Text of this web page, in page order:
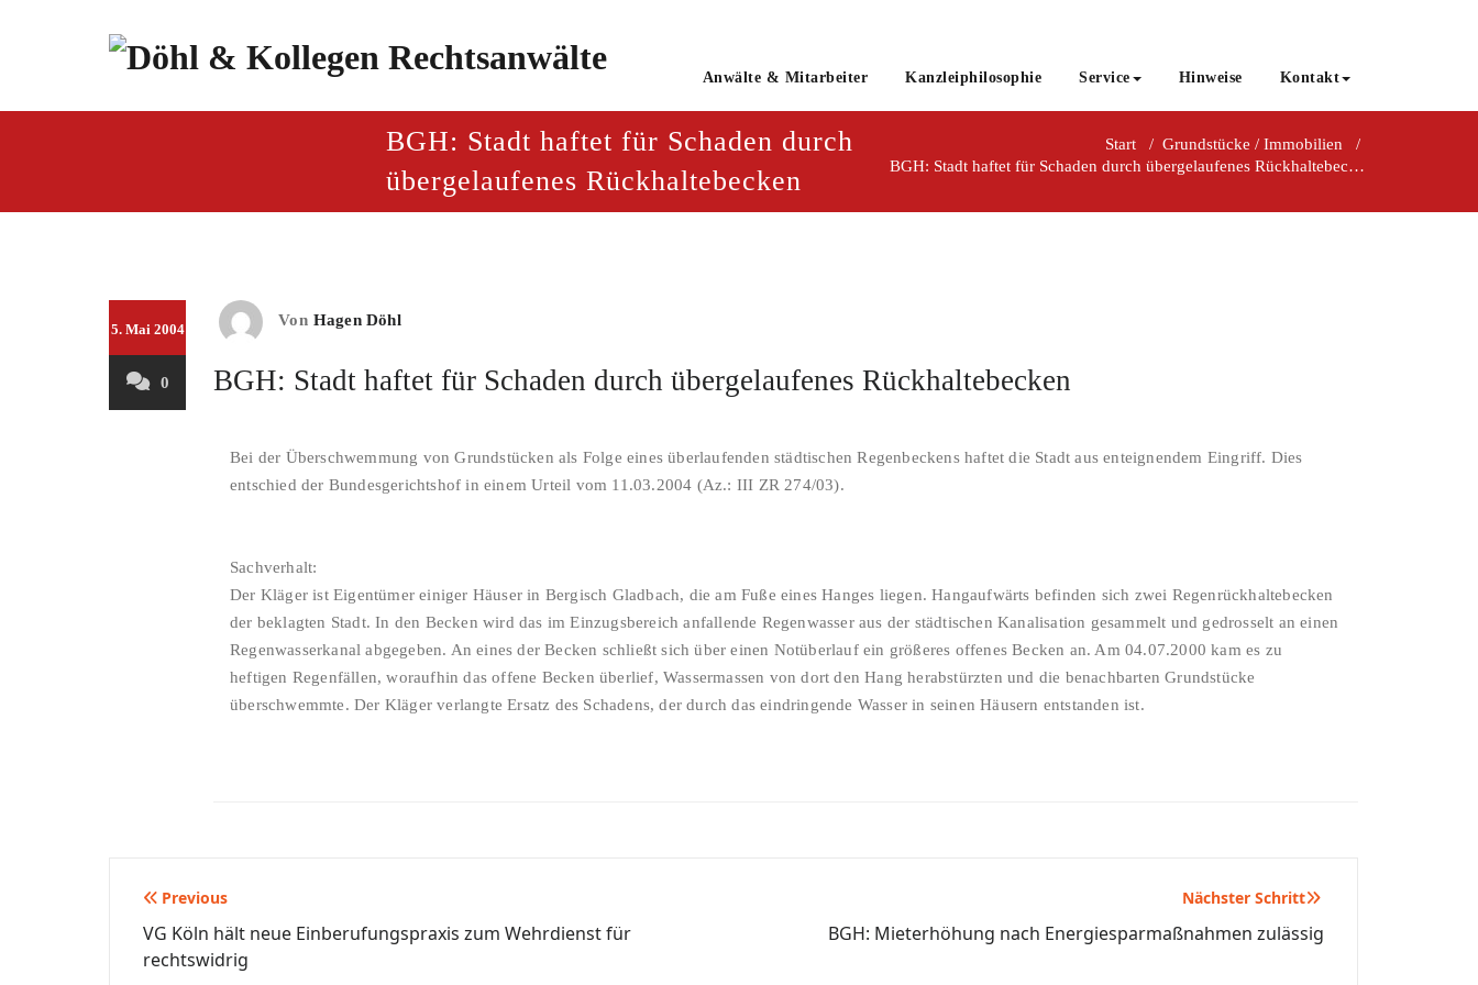
paragraf.info Anwälte & Mitarbeiter Kanzleiphilosophie Service Hinweise Kontakt
BGH: Stadt haftet für Schaden durch
übergelaufenes Rückhaltebecken
Start / Grundstücke / Immobilien /
BGH: Stadt haftet für Schaden durch übergelaufenes Rückhaltebecken
5. Mai 2004
0
Von Hagen Döhl
BGH: Stadt haftet für Schaden durch übergelaufenes Rückhaltebecken
Bei der Überschwemmung von Grundstücken als Folge eines überlaufenden städtischen Regenbeckens haftet die Stadt aus enteignendem Eingriff. Dies
entschied der Bundesgerichtshof in einem Urteil vom 11.03.2004 (Az.: III ZR 274/03).
Sachverhalt:
Der Kläger ist Eigentümer einiger Häuser in Bergisch Gladbach, die am Fuße eines Hanges liegen. Hangaufwärts befinden sich zwei Regenrückhaltebecken
der beklagten Stadt. In den Becken wird das im Einzugsbereich anfallende Regenwasser aus der städtischen Kanalisation gesammelt und gedrosselt an einen
Regenwasserkanal abgegeben. An eines der Becken schließt sich über einen Notüberlauf ein größeres offenes Becken an. Am 04.07.2000 kam es zu
heftigen Regenfällen, woraufhin das offene Becken überlief, Wassermassen von dort den Hang herabstürzten und die benachbarten Grundstücke
überschwemmte. Der Kläger verlangte Ersatz des Schadens, der durch das eindringende Wasser in seinen Häusern entstanden ist.
Beitragsnavigation
Previous
VG Köln hält neue Einberufungspraxis zum Wehrdienst für
rechtswidrig
Nächster Schritt
BGH: Mieterhöhung nach Energiesparmaßnahmen zulässig